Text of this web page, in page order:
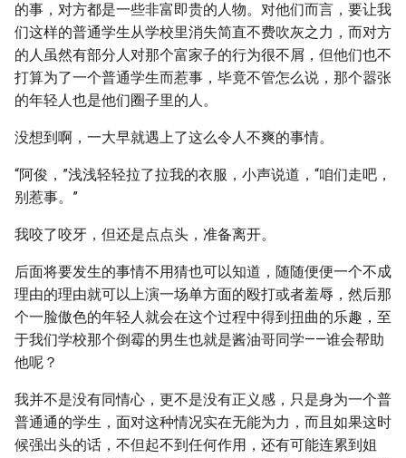
的事，对方都是一些非富即贵的人物。对他们而言，要让我
们这样的普通学生从学校里消失简直不费吹灰之力，而对方
的人虽然有部分人对那个富家子的行为很不屑，但他们也不
打算为了一个普通学生而惹事，毕竟不管怎么说，那个嚣张
的年轻人也是他们圈子里的人。
没想到啊，一大早就遇上了这么令人不爽的事情。
“阿俊，”浅浅轻轻拉了拉我的衣服，小声说道，“咱们走吧，
别惹事。”
我咬了咬牙，但还是点点头，准备离开。
后面将要发生的事情不用猜也可以知道，随随便便一个不成
理由的理由就可以上演一场单方面的殴打或者羞辱，然后那
个一脸傲色的年轻人就会在这个过程中得到扭曲的乐趣，至
于我们学校那个倒霉的男生也就是酱油哥同学——谁会帮助
他呢？
我并不是没有同情心，更不是没有正义感，只是身为一个普
普通通的学生，面对这种情况实在无能为力，而且如果这时
候强出头的话，不但起不到任何作用，还有可能连累到姐